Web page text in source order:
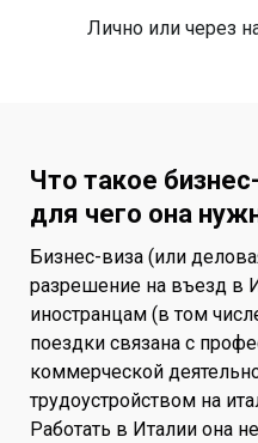
Лично или через
Что такое
для чего она
Бизнес-виза (или
разрешение на въезд в
иностранцам (в том
поездки связана с
коммерческой
трудоустройством на
Работать в Италии она